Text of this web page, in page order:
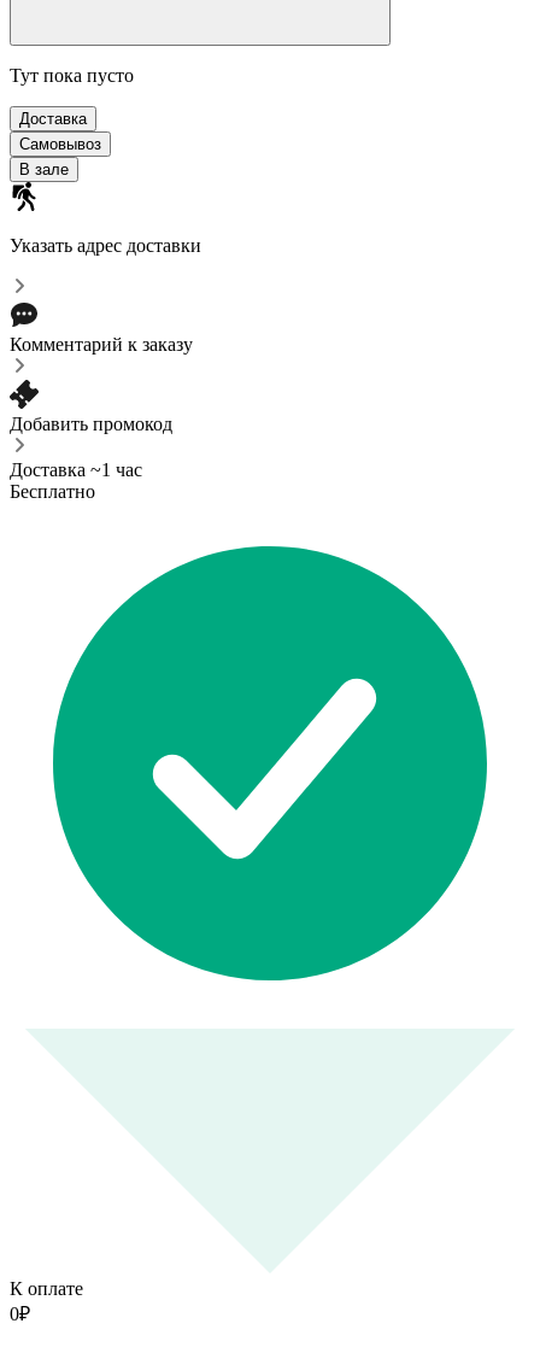
Тут пока пусто
Доставка
Самовывоз
В зале
Указать адрес доставки
Комментарий к заказу
Добавить промокод
Доставка ~1 час
Бесплатно
К оплате
0₽